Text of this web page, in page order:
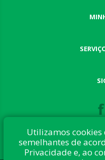
Utilizamos cookies
semelhantes de
Privacidade e, ao